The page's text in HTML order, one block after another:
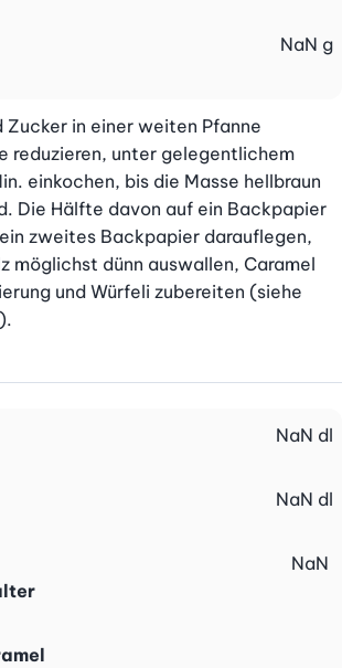
NaN g
Zucker in einer weiten Pfanne
reduzieren, unter gelegentlichem
einkochen, bis die Masse hellbraun
Die Hälfte davon auf ein Backpapier
zweites Backpapier darauflegen,
möglichst dünn auswallen, Caramel
und Würfeli zubereiten (siehe
NaN dl
NaN dl
NaN